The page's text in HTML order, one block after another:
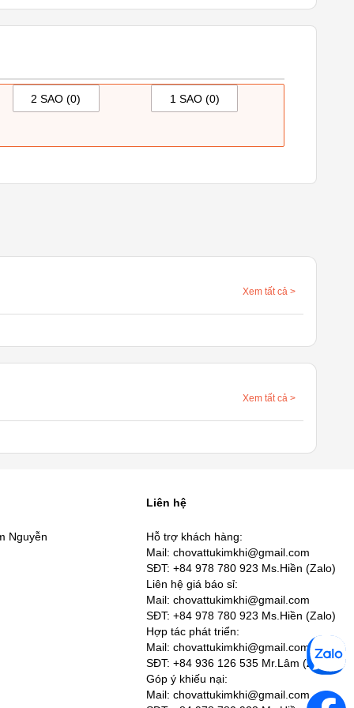
2 SAO (0) 1 SAO (0)
Xem tất cả >
Xem tất cả >
Nguyễn
Liên hệ
Hỗ trợ khách hàng:
Mail: chovattukimkhi@gmail.com
SĐT: +84 978 780 923 Ms.Hiền (Zalo)
Liên hệ giá báo sỉ:
Mail: chovattukimkhi@gmail.com
SĐT: +84 978 780 923 Ms.Hiền (Zalo)
Hợp tác phát triển:
Mail: chovattukimkhi@gmail.com
SĐT: +84 936 126 535 Mr.Lâm (Zalo)
Góp ý khiếu nại:
Mail: chovattukimkhi@gmail.com